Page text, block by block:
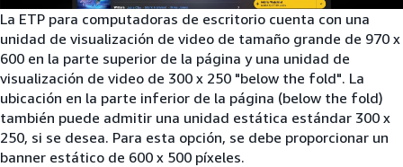
La ETP para computadoras de escritorio cuenta con una
unidad de visualización de video de tamaño grande de 970 x
600 en la parte superior de la página y una unidad de
visualización de video de 300 x 250 "below the fold". La
ubicación en la parte inferior de la página (below the fold)
también puede admitir una unidad estática estándar 300 x
250, si se desea. Para esta opción, se debe proporcionar un
banner estático de 600 x 500 píxeles.